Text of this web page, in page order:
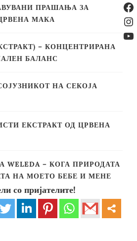
ПРАШАЊА ЗА
МАКА
– КОНЦЕНТРИРАНА
БАЛАНС
НА СЕКОЈА
ЕКСТРАКТ ОД ЦРВЕНА
– КОГА ПРИРОДАТА
НА МОЕТО БЕБЕ И МЕНЕ
со пријателите!